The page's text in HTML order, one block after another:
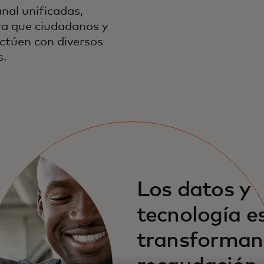
unificadas,
que ciudadanos y
con diversos
Los datos y la
tecnología